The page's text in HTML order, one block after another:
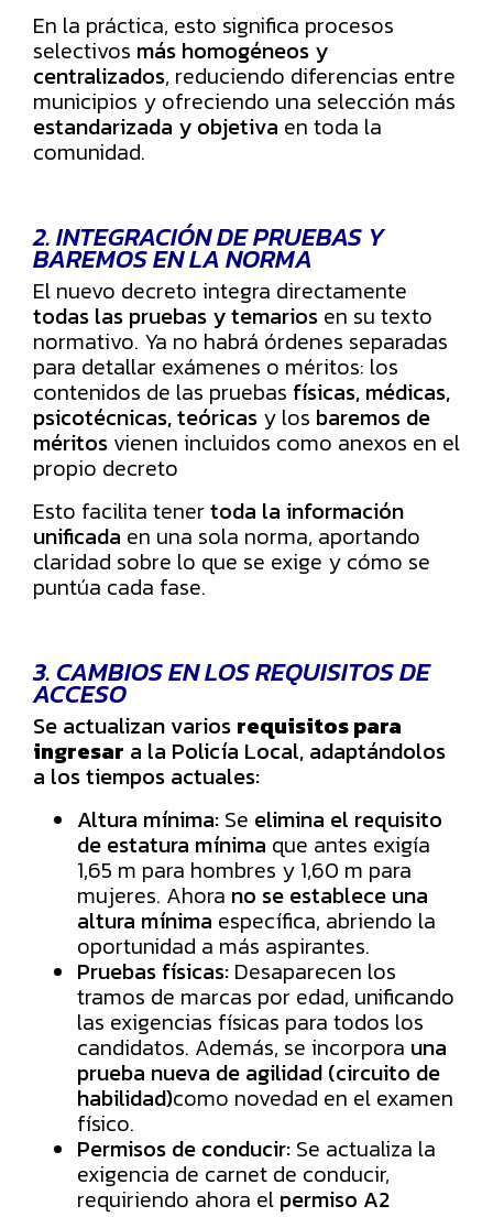
En la práctica, esto significa procesos
selectivos más homogéneos y
centralizados, reduciendo diferencias entre
municipios y ofreciendo una selección más
estandarizada y objetiva en toda la
comunidad.
2. INTEGRACIÓN DE PRUEBAS Y
BAREMOS EN LA NORMA
El nuevo decreto integra directamente
todas las pruebas y temarios en su texto
normativo. Ya no habrá órdenes separadas
para detallar exámenes o méritos: los
contenidos de las pruebas físicas, médicas,
psicotécnicas, teóricas y los baremos de
méritos vienen incluidos como anexos en el
propio decreto
Esto facilita tenertoda la información
unificada en una sola norma, aportando
claridad sobre lo que se exige y cómo se
puntúa cada fase.
3. CAMBIOS EN LOS REQUISITOS DE
ACCESO
Se actualizan varios requisitos para
ingresar a la Policía Local, adaptándolos
a los tiempos actuales:
Altura mínima: Se elimina el requisito
de estatura mínima que antes exigía
1,65 m para hombres y 1,60 m para
mujeres. Ahora no se establece una
altura mínima específica, abriendo la
oportunidad a más aspirantes.
Pruebas físicas: Desaparecen los
tramos de marcas por edad, unificando
las exigencias físicas para todos los
candidatos. Además, se incorpora una
prueba nueva de agilidad (circuito de
habilidad)como novedad en el examen
físico.
Permisos de conducir: Se actualiza la
exigencia de carnet de conducir,
requiriendo ahora el permiso A2